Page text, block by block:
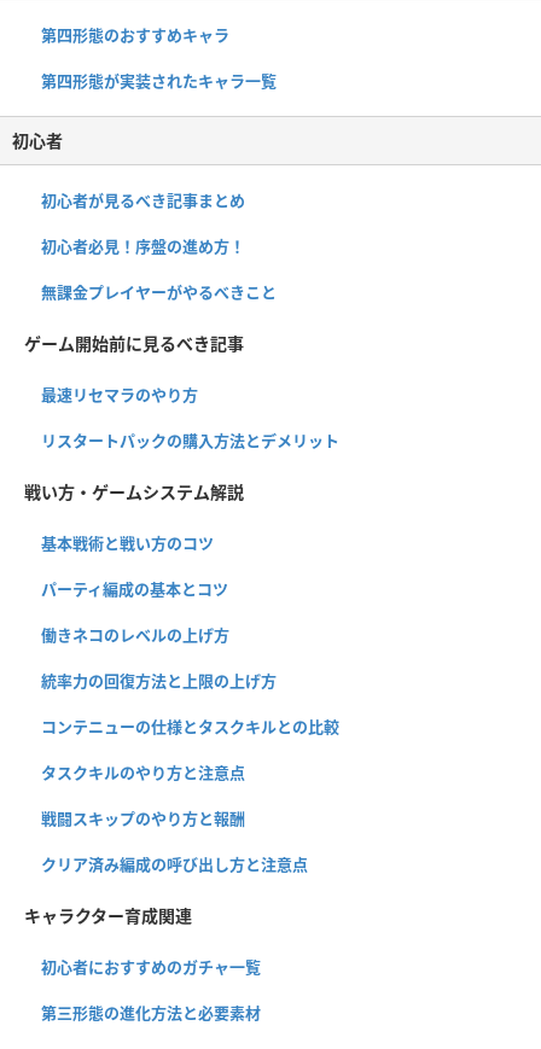
第四形態のおすすめキャラ
第四形態が実装されたキャラ一覧
初心者
初心者が見るべき記事まとめ
初心者必見！序盤の進め方！
無課金プレイヤーがやるべきこと
ゲーム開始前に見るべき記事
最速リセマラのやり方
リスタートパックの購入方法とデメリット
戦い方・ゲームシステム解説
基本戦術と戦い方のコツ
パーティ編成の基本とコツ
働きネコのレベルの上げ方
統率力の回復方法と上限の上げ方
コンテニューの仕様とタスクキルとの比較
タスクキルのやり方と注意点
戦闘スキップのやり方と報酬
クリア済み編成の呼び出し方と注意点
キャラクター育成関連
初心者におすすめのガチャ一覧
第三形態の進化方法と必要素材